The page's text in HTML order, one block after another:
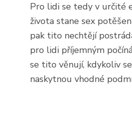
Pro lidi se tedy v určité
života stane sex
pak tito nechtějí
pro lidi příjemným
se tito věnují, kdykoliv
naskytnou vhodné